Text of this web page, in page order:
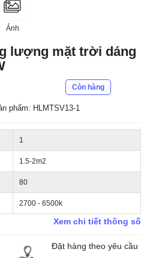
Ảnh
lượng mặt trời dáng
Còn hàng
phẩm: HLMTSV13-1
1
1.5-2m2
80
2700 - 6500k
Xem chi tiết thông số
Đặt hàng theo yêu cầu